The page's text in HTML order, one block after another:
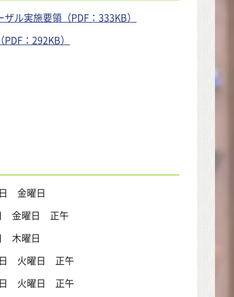
ル実施要領（PDF：333KB）
：292KB）
曜日
金曜日 正午
木曜日
曜日 正午
曜日 正午